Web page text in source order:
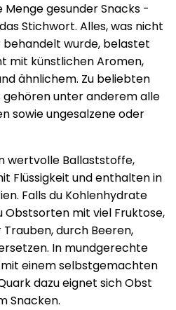
gesunder Snacks -
Stichwort. Alles, was nicht
wurde, belastet
mit künstlichen Aromen,
ähnlichem. Zu beliebten
unter anderem alle
sowie ungesalzene oder
wertvolle Ballaststoffe,
Flüssigkeit und enthalten in
Falls du Kohlenhydrate
Obstsorten mit viel Fruktose,
durch Beeren,
In mundgerechte
einem selbstgemachten
dazu eignet sich Obst
Snacken.